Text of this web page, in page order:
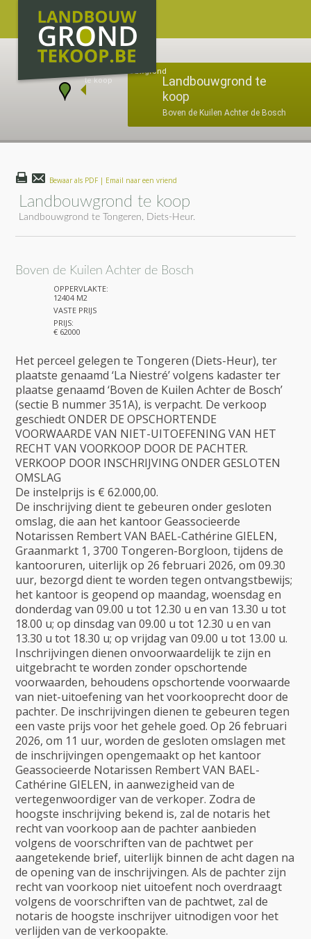
Landbouwgrond te
koop
Boven de Kuilen Achter de Bosch
Bewaar als PDF | Email naar een vriend
Landbouwgrond te koop
Landbouwgrond te Tongeren, Diets-Heur.
Boven de Kuilen Achter de Bosch
OPPERVLAKTE:
12404 M2
VASTE PRIJS
PRIJS:
€ 62000
Het perceel gelegen te Tongeren (Diets-Heur), ter
plaatste genaamd ‘La Niestré’ volgens kadaster ter
plaatse genaamd ‘Boven de Kuilen Achter de Bosch’
(sectie B nummer 351A), is verpacht. De verkoop
geschiedt ONDER DE OPSCHORTENDE
VOORWAARDE VAN NIET-UITOEFENING VAN HET
RECHT VAN VOORKOOP DOOR DE PACHTER.
VERKOOP DOOR INSCHRIJVING ONDER GESLOTEN
OMSLAG
De instelprijs is € 62.000,00.
De inschrijving dient te gebeuren onder gesloten
omslag, die aan het kantoor Geassocieerde
Notarissen Rembert VAN BAEL-Cathérine GIELEN,
Graanmarkt 1, 3700 Tongeren-Borgloon, tijdens de
kantooruren, uiterlijk op 26 februari 2026, om 09.30
uur, bezorgd dient te worden tegen ontvangstbewijs;
het kantoor is geopend op maandag, woensdag en
donderdag van 09.00 u tot 12.30 u en van 13.30 u tot
18.00 u; op dinsdag van 09.00 u tot 12.30 u en van
13.30 u tot 18.30 u; op vrijdag van 09.00 u tot 13.00 u.
Inschrijvingen dienen onvoorwaardelijk te zijn en
uitgebracht te worden zonder opschortende
voorwaarden, behoudens opschortende voorwaarde
van niet-uitoefening van het voorkooprecht door de
pachter. De inschrijvingen dienen te gebeuren tegen
een vaste prijs voor het gehele goed. Op 26 februari
2026, om 11 uur, worden de gesloten omslagen met
de inschrijvingen opengemaakt op het kantoor
Geassocieerde Notarissen Rembert VAN BAEL-
Cathérine GIELEN, in aanwezigheid van de
vertegenwoordiger van de verkoper. Zodra de
hoogste inschrijving bekend is, zal de notaris het
recht van voorkoop aan de pachter aanbieden
volgens de voorschriften van de pachtwet per
aangetekende brief, uiterlijk binnen de acht dagen na
de opening van de inschrijvingen. Als de pachter zijn
recht van voorkoop niet uitoefent noch overdraagt
volgens de voorschriften van de pachtwet, zal de
notaris de hoogste inschrijver uitnodigen voor het
verlijden van de verkoopakte.